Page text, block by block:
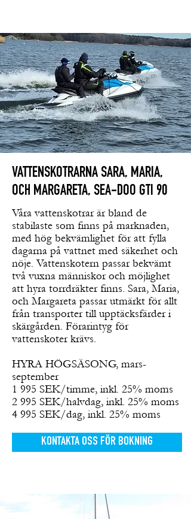
VATTENSKOTRARNA SARA, MARIA,
OCH MARGARETA, SEA-DOO GTI 90
Våra vattenskotrar är bland de
stabilaste som finns på marknaden,
med hög bekvämlighet för att fylla
dagarna på vattnet med säkerhet och
nöje. Vattenskotern passar bekvämt
två vuxna människor och möjlighet
att hyra torrdräkter finns. Sara, Maria,
och Margareta passar utmärkt för allt
från transporter till upptäcksfärder i
skärgården. Förarintyg för
vattenskoter krävs.
HYRA HÖGSÄSONG, mars-
september
1 995 SEK/timme, inkl. 25% moms
2 995 SEK/halvdag, inkl. 25% moms
4 995 SEK/dag, inkl. 25% moms
KONTAKTA OSS FÖR BOKNING